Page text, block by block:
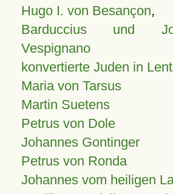
Hugo I. von Besançon,
Barduccius und
Vespignano
konvertierte Juden in
Maria von Tarsus
Martin Suetens
Petrus von Dole
Johannes Gontinger
Petrus von Ronda
Johannes vom heiligen